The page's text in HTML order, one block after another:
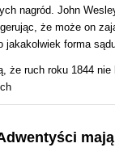
nagród. John
że może on
jakakolwiek forma
że ruch roku 1844